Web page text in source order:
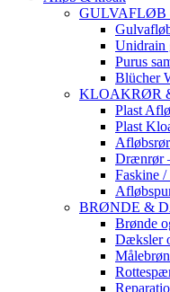
GULVAFLØB
Unidrain
Purus
Blücher
KLOAKRØR
Plast
Plast
Afløbsrør
Drænrør
Faskine /
BRØNDE &
Brønde
Dæksler